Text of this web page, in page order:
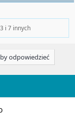
i 7 innych
odpowiedzieć